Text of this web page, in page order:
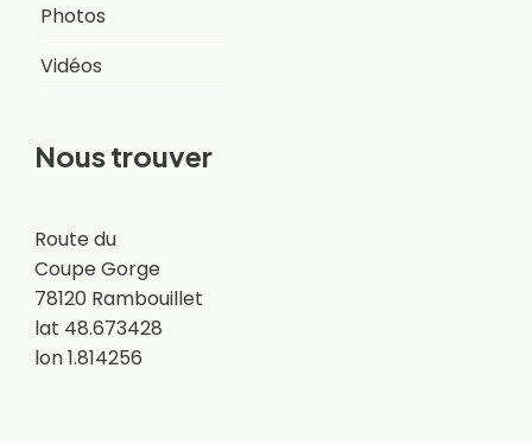
Photos
Vidéos
Nous trouver
Route du
Coupe Gorge
78120 Rambouillet
lat 48.673428
lon 1.814256